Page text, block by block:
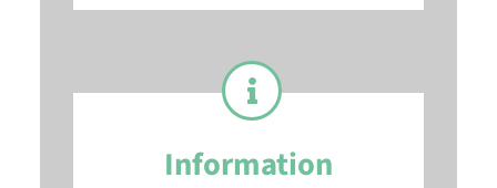
Information